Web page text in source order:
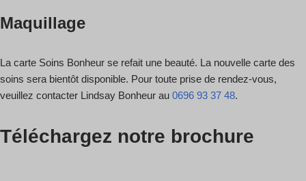
Maquillage
La carte Soins Bonheur se refait une beauté. La nouvelle carte des
soins sera bientôt disponible. Pour toute prise de rendez-vous,
veuillez contacter Lindsay Bonheur au 0696 93 37 48.
Téléchargez notre brochure